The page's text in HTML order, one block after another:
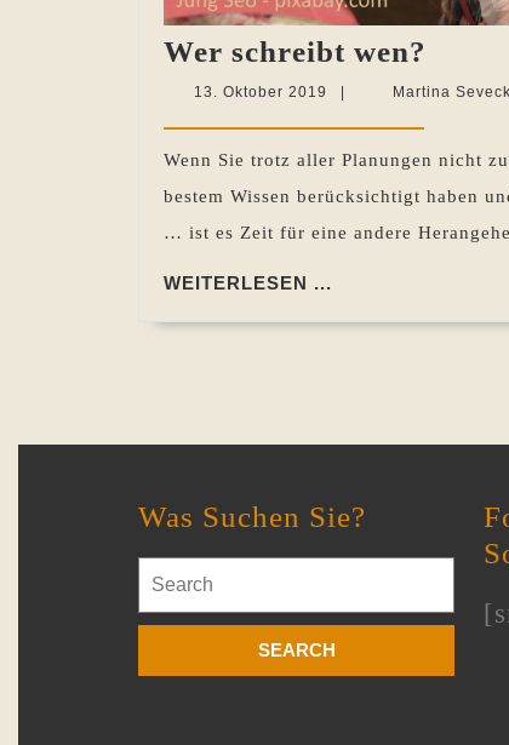
Wer schreibt wen?
13. Oktober 2019 13.
2019
Martina
Wenn Sie trotz aller Planungen nicht
bestem Wissen berücksichtigt haben
… ist es Zeit für eine andere
WEITERLESEN ...
Was Suchen Sie?
for: